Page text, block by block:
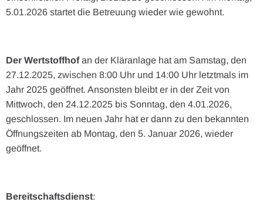
5.01.2026 startet die Betreuung wieder wie gewohnt.
Der Wertstoffhofan der Kläranlage hat am Samstag, den
27.12.2025, zwischen 8:00 Uhr und 14:00 Uhr letztmals im
Jahr 2025 geöffnet. Ansonsten bleibt er in der Zeit von
Mittwoch, den 24.12.2025 bis Sonntag, den 4.01.2026,
geschlossen. Im neuen Jahr hat er dann zu den bekannten
Öffnungszeiten ab Montag, den 5. Januar 2026, wieder
geöffnet.
Bereitschaftsdienst: